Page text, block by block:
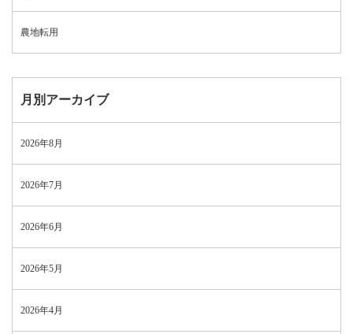
農地転用
月別アーカイブ
2026年8月
2026年7月
2026年6月
2026年5月
2026年4月